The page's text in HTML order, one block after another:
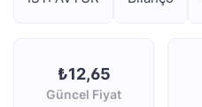
₺12,65
Güncel Fiyat